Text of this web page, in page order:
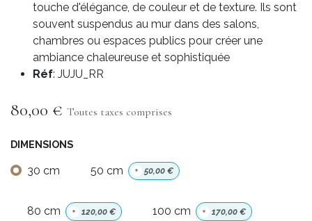
touche d'élégance, de couleur et de texture. Ils sont
souvent suspendus au mur dans des salons,
chambres ou espaces publics pour créer une
ambiance chaleureuse et sophistiquée
Réf: JUJU_RR
80,00 € Toutes taxes comprises
DIMENSIONS
30 cm 50 cm + 50,00 €
80 cm + 120,00 € 100 cm + 170,00€